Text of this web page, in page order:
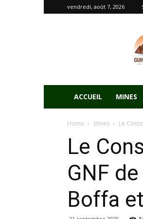
vendredi, août 7, 2026
ACCUEIL MINES
Home Mines Le
Le
GNF
Boffa